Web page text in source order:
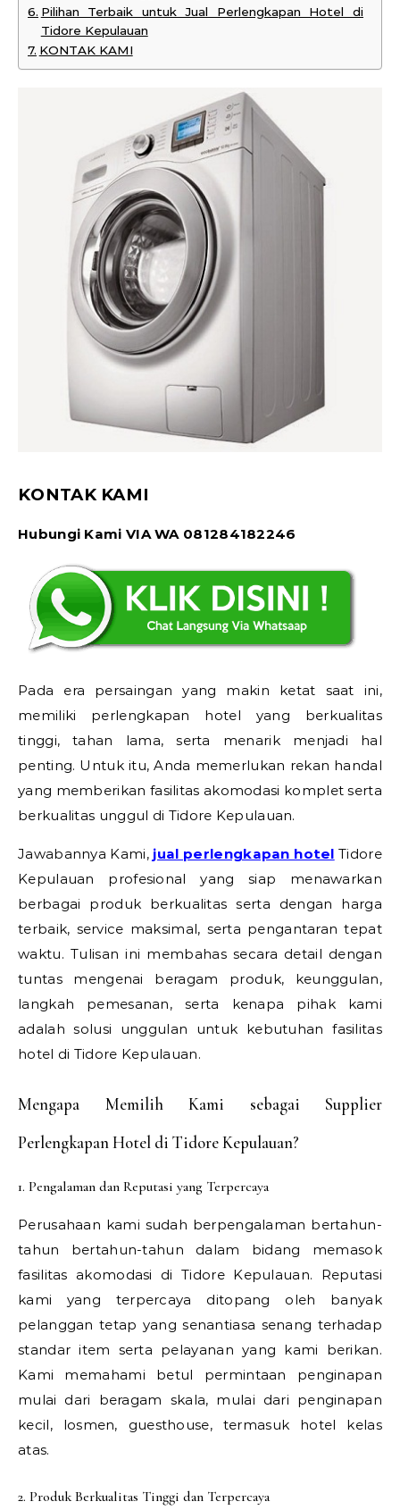
Pilihan Terbaik untuk Jual Perlengkapan Hotel di
Tidore Kepulauan
KONTAK KAMI
KONTAK KAMI
Hubungi Kami VIA WA 081284182246
Pada era persaingan yang makin ketat saat ini,
memiliki perlengkapan hotel yang berkualitas
tinggi, tahan lama, serta menarik menjadi hal
penting. Untuk itu, Anda memerlukan rekan handal
yang memberikan fasilitas akomodasi komplet serta
berkualitas unggul di Tidore Kepulauan.
Jawabannya Kami, jual perlengkapan hotel Tidore
Kepulauan profesional yang siap menawarkan
berbagai produk berkualitas serta dengan harga
terbaik, service maksimal, serta pengantaran tepat
waktu. Tulisan ini membahas secara detail dengan
tuntas mengenai beragam produk, keunggulan,
langkah pemesanan, serta kenapa pihak kami
adalah solusi unggulan untuk kebutuhan fasilitas
hotel di Tidore Kepulauan.
Mengapa Memilih Kami sebagai Supplier
Perlengkapan Hotel di Tidore Kepulauan?
1. Pengalaman dan Reputasi yang Terpercaya
Perusahaan kami sudah berpengalaman bertahun-
tahun bertahun-tahun dalam bidang memasok
fasilitas akomodasi di Tidore Kepulauan. Reputasi
kami yang terpercaya ditopang oleh banyak
pelanggan tetap yang senantiasa senang terhadap
standar item serta pelayanan yang kami berikan.
Kami memahami betul permintaan penginapan
mulai dari beragam skala, mulai dari penginapan
kecil, losmen, guesthouse, termasuk hotel kelas
atas.
2. Produk Berkualitas Tinggi dan Terpercaya